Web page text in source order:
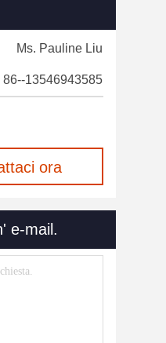
Del Carretto Di
Di Golf
Dell'automobile
Elettrici Utilizzati
Ms. Pauline Liu
86--13546943585
ora
e-mail.